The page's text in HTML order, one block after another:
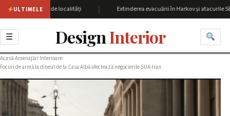
ULTIMELE
peste 60 de localități | Extinderea evacuării în Harkov și atacurile SBU
☰ DesignInterior
Acasă›Amenajări Interioare›
Focuri de armă la dineul de la Casa Albă afectează negocierile SUA-Iran